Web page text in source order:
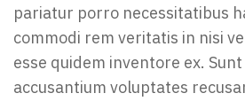
pariatur porro necessitatibus
commodi rem veritatis in nisi
esse quidem inventore ex.
accusantium voluptates